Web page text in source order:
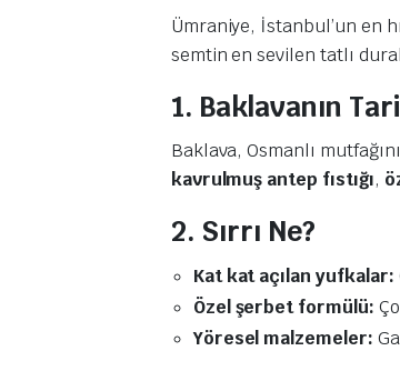
Ümraniye, İstanbul’un en
semtin en sevilen tatlı
1. Baklavanın
Baklava, Osmanlı
kavrulmuş antep fıstığı,
2. Sırrı Ne?
Kat kat açılan yufkalar:
Özel şerbet formülü:
Yöresel malzemeler: